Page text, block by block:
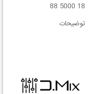
18 5000 88
توضیحات